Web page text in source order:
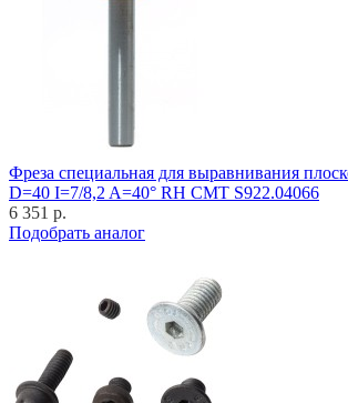
Фреза специальная для выравнивания
D=40 I=7/8,2 A=40° RH CMT S922.04066
6 351 р.
Подобрать аналог